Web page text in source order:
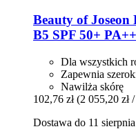
Beauty of Joseon
B5 SPF 50+
Dla wszystkich
Zapewnia
Nawilża skórę
102,76 zł (2 055,20 zł
Dostawa do 11 sierpnia